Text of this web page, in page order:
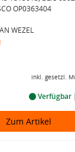
OP0363404
WEZEL
inkl. gesetzl.
Verfügbar
Zum Artikel